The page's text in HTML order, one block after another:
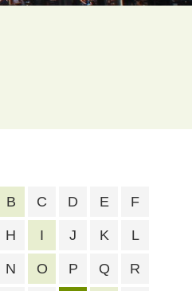
B C D E F
H I J K L
N O P Q R